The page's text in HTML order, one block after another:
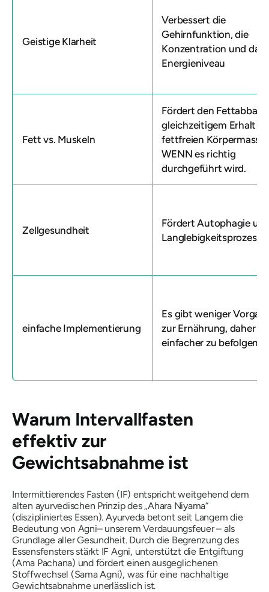
Geistige Klarheit
Verbessert die
Gehirnfunktion, die
Konzentration und das
Energieniveau
Fett vs. Muskeln
Fördert den Fettabbau
gleichzeitigem Erhalt
fettfreien Körpermasse,
WENN es richtig
durchgeführt wird.
Zellgesundheit
Fördert Autophagie
Langlebigkeitsprozesse
einfache Implementierung
Es gibt weniger
zur Ernährung, daher
einfacher zu befolgen.
Warum Intervallfasten
effektiv zur
Gewichtsabnahme ist
Intermittierendes Fasten (IF) entspricht weitgehend dem
alten ayurvedischen Prinzip des „Ahara Niyama“
(diszipliniertes Essen). Ayurveda betont seit Langem die
Bedeutung von Agni– unserem Verdauungsfeuer – als
Grundlage aller Gesundheit. Durch die Begrenzung des
Essensfensters stärkt IF Agni, unterstützt die Entgiftung
(Ama Pachana) und fördert einen ausgeglichenen
Stoffwechsel (Sama Agni), was für eine nachhaltige
Gewichtsabnahme unerlässlich ist.